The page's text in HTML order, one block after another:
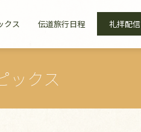
クス 伝道旅行日程 礼拝配信
ックス